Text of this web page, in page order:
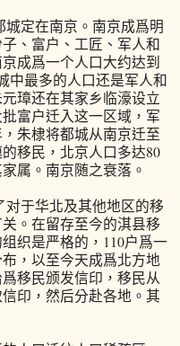
定在南京。南京成爲明
、富户、工匠、军人和
成爲一个人口大约达到
中最多的人口还是军人和
璋还在其家乡临濠设立
富户迁入这一区域，军
朱棣将都城从南京迁至
移民，北京人口多达80
属。南京随之衰落。
于华北及其他地区的移
。在留存至今的淇县移
织是严格的，110户爲一
，以至今天成爲北方地
移民颁发信印，移民从
印，然后分赴各地。其